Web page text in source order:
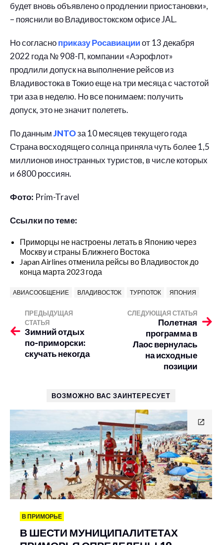
будет вновь объявлено о продлении приостановки»,
– пояснили во Владивостокском офисе JAL.
Но согласноприказу Росавиацииот 13 декабря
2022 года № 908-П, компании «Аэрофлот»
продлили допуск на выполнение рейсов из
Владивостока в Токио еще на три месяца с частотой
три аза в неделю. Но все понимаем: получить
допуск, это не значит полететь.
По даннымJNTOза 10 месяцев текущего года
Страна восходящего солнца приняла чуть более 1,5
миллионов иностранных туристов, в числе которых
и 6800 россиян.
Фото: Prim-Travel
Ссылки по теме:
Приморцы не настроены летать в Японию через
Москву и страны Ближнего Востока
Japan Airlines отменила рейсы во Владивосток до
конца марта 2023 года
АВИАСООБЩЕНИЕ ВЛАДИВОСТОК ТУРПОТОК ЯПОНИЯ
ПРЕДЫДУЩАЯ
СТАТЬЯ
Зимний отдых
по-приморски:
скучать некогда
СЛЕДУЮЩАЯ СТАТЬЯ
Полетная
программа в
Лаос вернулась
на исходные
позиции
ВОЗМОЖНО ВАС ЗАИНТЕРЕСУЕТ
В ПРИМОРЬЕ
В ШЕСТИ МУНИЦИПАЛИТЕТАХ